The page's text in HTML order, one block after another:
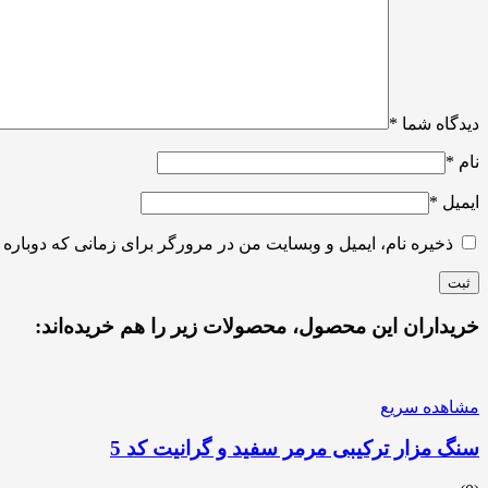
دیدگاه شما *
نام *
ایمیل *
ذخیره نام، ایمیل و وبسایت من در مرورگر برای زمانی که
خریداران این محصول، محصولات زیر را هم خریده‌اند:
مشاهده سریع
سنگ مزار ترکیبی مرمر سفید و گرانیت کد 5